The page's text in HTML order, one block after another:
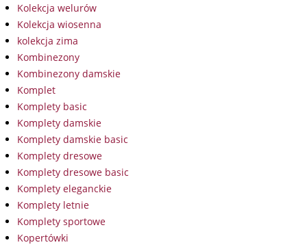
Kolekcja welurów
Kolekcja wiosenna
kolekcja zima
Kombinezony
Kombinezony damskie
Komplet
Komplety basic
Komplety damskie
Komplety damskie basic
Komplety dresowe
Komplety dresowe basic
Komplety eleganckie
Komplety letnie
Komplety sportowe
Kopertówki